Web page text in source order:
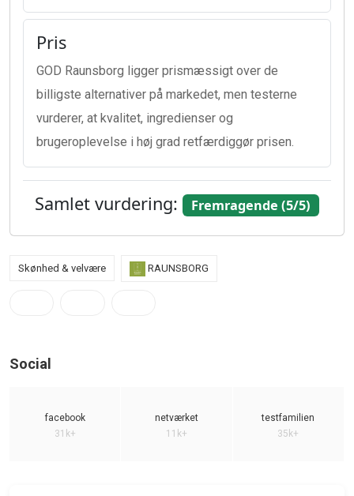
Pris
GOD Raunsborg ligger prismæssigt over de
billigste alternativer på markedet, men testerne
vurderer, at kvalitet, ingredienser og
brugeroplevelse i høj grad retfærdiggør prisen.
Samlet vurdering: Fremragende (5/5)
Skønhed & velvære RAUNSBORG
Social
facebook
31k+
netværket
11k+
testfamilien
35k+